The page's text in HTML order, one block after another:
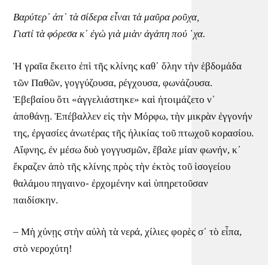
Βαρύτερ᾿ ἀπ᾿ τὰ σίδερα εἶναι τὰ μαῦρα ροῦχα,
Γιατί τὰ φόρεσα κ᾿ ἐγὼ γιὰ μιὰν ἀγάπη πού ῾χα.
Ἡ γραῖα ἔκειτο ἐπὶ τῆς κλίνης καθ᾿ ὅλην τὴν ἑβδομάδα
τῶν Παθῶν, γογγύζουσα, ρέγχουσα, φωνάζουσα.
Ἐβεβαίου ὅτι «ἀγγελιάστηκε» καὶ ἠτοιμάζετο ν᾿
ἀποθάνῃ. Ἐπέβαλλεν εἰς τὴν Μόρφω, τὴν μικρὰν ἐγγονήν
της, ἐργασίες ἀνωτέρας τῆς ἡλικίας τοῦ πτωχοῦ κορασίου.
Αἴφνης, ἐν μέσω δυὸ γογγυσμῶν, ἔβαλε μίαν φωνήν, κ᾿
ἔκραζεν ἀπὸ τῆς κλίνης πρὸς τὴν ἐκτὸς τοῦ ἰσογείου
θαλάμου πηγαινο- ἐρχομένην καὶ ὑπηρετοῦσαν
παιδίσκην.
– Μὴ χύνῃς στὴν αὐλὴ τὰ νερά, χίλιες φορὲς σ᾿ τὸ εἶπα,
στὸ νεροχύτη!